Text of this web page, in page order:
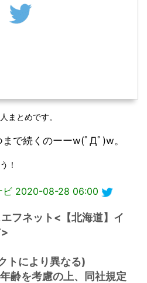
まとめです。
で続くのーーw(ﾟДﾟ)w。
！
ビ 2020-08-28 06:00
フネット<【北海道】イ
トにより異なる)
齢を考慮の上、同社規定